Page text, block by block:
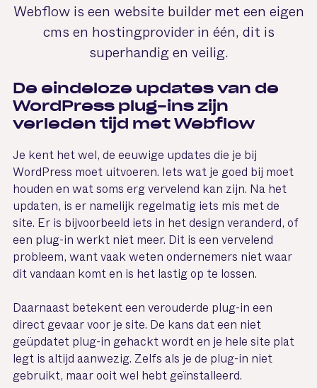
Webflow is een website builder met een eigen
cms en hostingprovider in één, dit is
superhandig en veilig.
De eindeloze updates van de
WordPress plug-ins zijn
verleden tijd met Webflow
Je kent het wel, de eeuwige updates die je bij
WordPress moet uitvoeren. Iets wat je goed bij moet
houden en wat soms erg vervelend kan zijn. Na het
updaten, is er namelijk regelmatig iets mis met de
site. Er is bijvoorbeeld iets in het design veranderd, of
een plug-in werkt niet meer. Dit is een vervelend
probleem, want vaak weten ondernemers niet waar
dit vandaan komt en is het lastig op te lossen.
Daarnaast betekent een verouderde plug-in een
direct gevaar voor je site. De kans dat een niet
geüpdatet plug-in gehackt wordt en je hele site plat
legt is altijd aanwezig. Zelfs als je de plug-in niet
gebruikt, maar ooit wel hebt geïnstalleerd.